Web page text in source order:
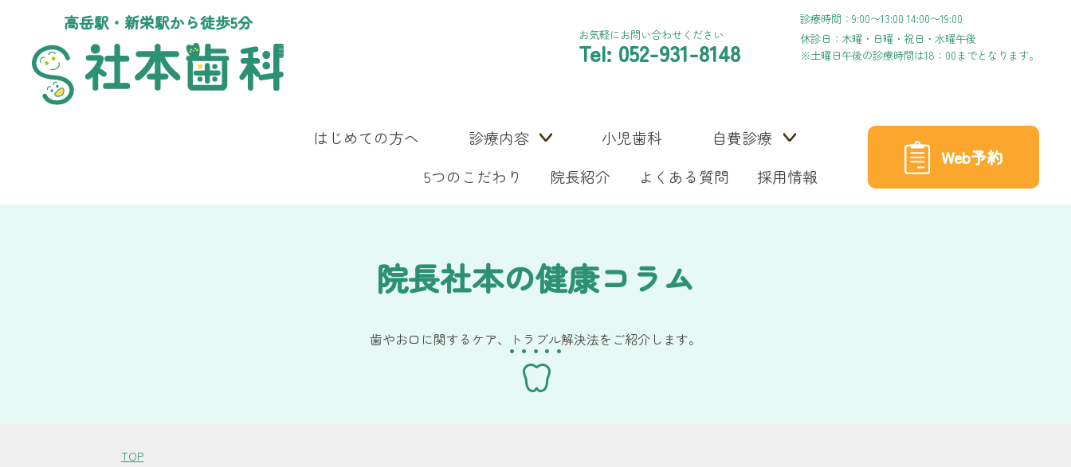
高岳駅・新栄駅から徒歩5分
お気軽にお問い合わせください
Tel: 052-931-8148
診療時間：9:00〜13:00 14:00〜19:00
休診日：木曜・日曜・祝日・水曜午後
※土曜日午後の診療時間は18：00までとなります。
Web予約
はじめての方へ 診療内容 小児歯科
自費診療
5つのこだわり
院長紹介 よくある質問 採用情報
院長社本の健康コラム
歯やお口に関するケア、トラブル解決法をご紹介します。
TOP